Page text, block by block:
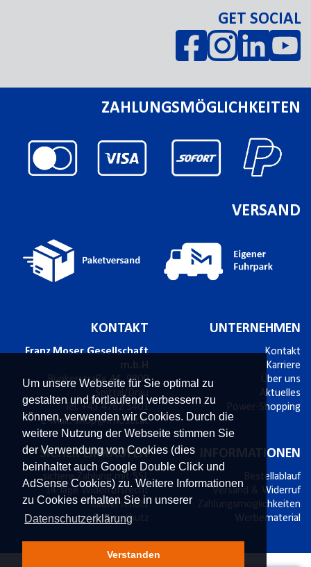
Um unsere Webseite für Sie optimal zu
gestalten und fortlaufend verbessern zu
können, verwenden wir Cookies. Durch die
weitere Nutzung der Webseite stimmen Sie
der Verwendung von Cookies (dies
beinhaltet auch Google Double Click und
AdSense Cookies) zu. Weitere Informationen
zu Cookies erhalten Sie in unserer
Datenschutzerklärung
Verstanden
GET SOCIAL
ZAHLUNGSMÖGLICHKEITEN
VERSAND
KONTAKT
Franz Moser Gesellschaft
m.b.H
Bünkerstraße 44,9800
Spittal/Drau
Tel. +43 4762 5401
E-Mail: shop@fmoser.at
UNTERNEHMEN
Kontakt
Karriere
Über uns
Aktuelles
Power-Shopping
SICHER EINKAUFEN
sichere Zahlung mit SSL
14 Tage Widerrufsrecht
Käuferschutz
Datenschutz
INFORMATIONEN
Bestellablauf
Versand & Widerruf
Zahlungsmöglichkeiten
Werbematerial